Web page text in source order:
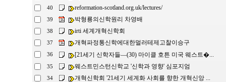
40 reformation-scotland.org.uk/lectures/
39 박형룡의신학원리 차영배
38 irti 세계개혁신학회
37 개혁파정통신학에대한멀러테제고찰이승구
36 [21세기 신학자들―(30) 마이클 호튼 미국 웨스트�...
35 웨스트민스턴신학교 '신학과 영향' 심포지엄
34 개혁신학회 '21세기 세계화 사회를 향한 개혁신앙 ...